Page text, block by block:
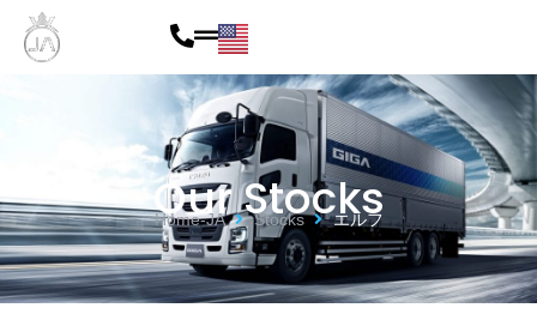
内
容
キ
ッ
プ
Our Stocks
Home-JA Stocks エルフ